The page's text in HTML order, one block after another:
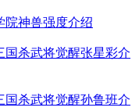
院神兽强度介绍
国杀武将觉醒张星彩介
国杀武将觉醒孙鲁班介